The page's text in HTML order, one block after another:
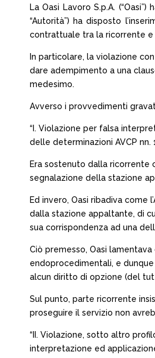
La Oasi Lavoro S.p.A.
“Autorità”) ha disposto
contrattuale tra la ricorrente e
In particolare, la violazione
dare adempimento a una
medesimo.
Avverso i provvedimenti
“I. Violazione per falsa
delle determinazioni AVCP
Era sostenuto dalla ricorrente
segnalazione della stazione
Ed invero, Oasi ribadiva come
dalla stazione appaltante, di
sua corrispondenza ad una
Ciò premesso, Oasi
endoprocedimentali, e
alcun diritto di opzione (del
Sul punto, parte ricorrente
proseguire il servizio non
“II. Violazione, sotto altro
interpretazione ed